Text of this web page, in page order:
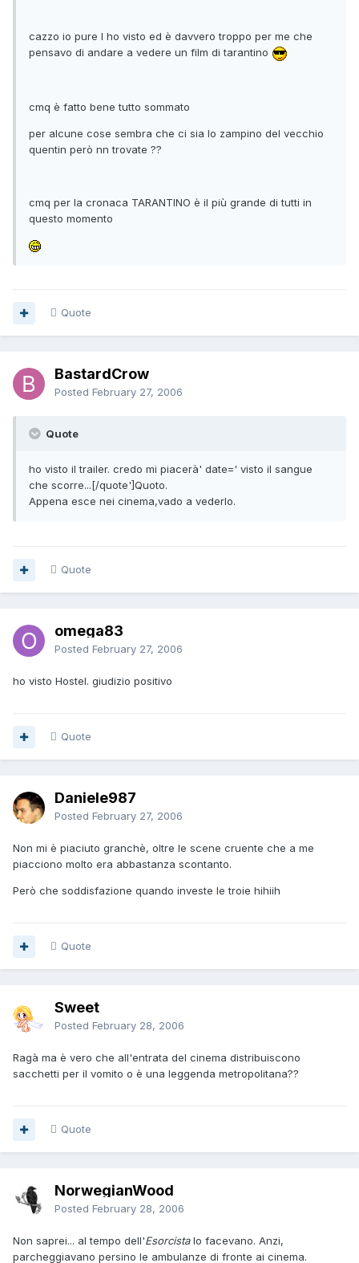
cazzo io pure l ho visto ed è davvero troppo per me che
pensavo di andare a vedere un film di tarantino
cmq è fatto bene tutto sommato
per alcune cose sembra che ci sia lo zampino del vecchio
quentin però nn trovate ??
cmq per la cronaca TARANTINO è il più grande di tutti in
questo momento
Quote
BastardCrow
Posted February 27, 2006
Quote
ho visto il trailer. credo mi piacerà' date=' visto il sangue
che scorre...[/quote']Quoto.
Appena esce nei cinema,vado a vederlo.
Quote
omega83
Posted February 27, 2006
ho visto Hostel. giudizio positivo
Quote
Daniele987
Posted February 27, 2006
Non mi è piaciuto granchè, oltre le scene cruente che a me
piacciono molto era abbastanza scontanto.
Però che soddisfazione quando investe le troie hihiih
Quote
Sweet
Posted February 28, 2006
Ragà ma è vero che all'entrata del cinema distribuiscono
sacchetti per il vomito o è una leggenda metropolitana??
Quote
NorwegianWood
Posted February 28, 2006
Non saprei... al tempo dell'Esorcistalo facevano. Anzi,
parcheggiavano persino le ambulanze di fronte ai cinema.